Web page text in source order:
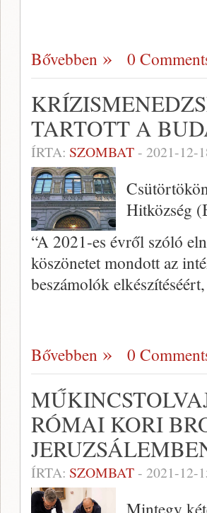
Bővebben 0
TARTOTT A
ÍRTA: SZOMBAT- 2021-12-
Hitközség
“A 2021-es évről szóló
köszönetet mondott az
beszámolók
Bővebben 0
RÓMAI KORI
ÍRTA: SZOMBAT- 2021-12-